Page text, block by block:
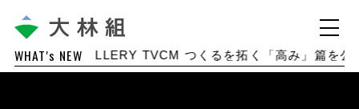
WHAT's NEW
GALLERY TVCM つくるを拓く「高み」篇を公開しました